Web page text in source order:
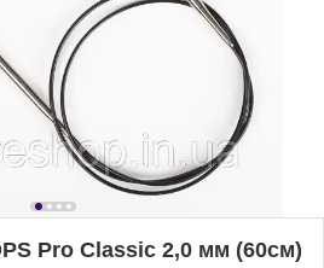
Pro Classic 2,0 мм (60см)